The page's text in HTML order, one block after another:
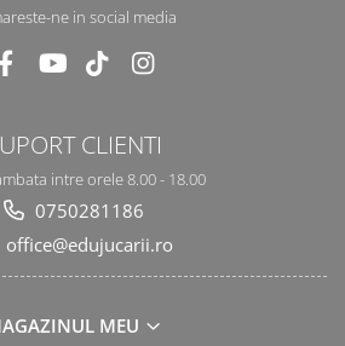
ne in social media
CLIENTI
intre orele 8.00 - 18.00
0750281186
office@edujucarii.ro
MEU